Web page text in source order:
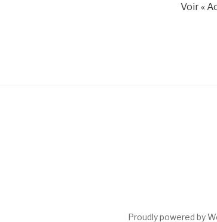
Voir «
Proudly powered by